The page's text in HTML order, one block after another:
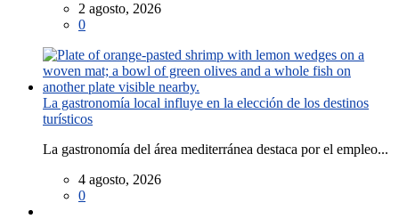
2 agosto, 2026
0
La gastronomía local influye en la elección de los destinos
turísticos
La gastronomía del área mediterránea destaca por el empleo...
4 agosto, 2026
0